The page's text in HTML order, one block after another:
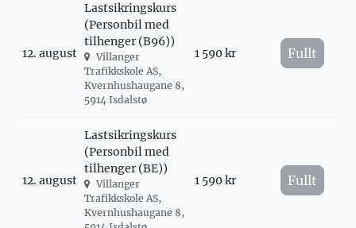
12. august
Lastsikringskurs
(Personbil med
tilhenger (B96))
Villanger
Trafikkskole AS,
Kvernhushaugane 8,
5914 Isdalstø
1 590 kr Fullt
12. august
Lastsikringskurs
(Personbil med
tilhenger (BE))
Villanger
Trafikkskole AS,
Kvernhushaugane 8,
1 590 kr Fullt